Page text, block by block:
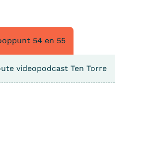
54 en 55
videopodcast Ten Torre